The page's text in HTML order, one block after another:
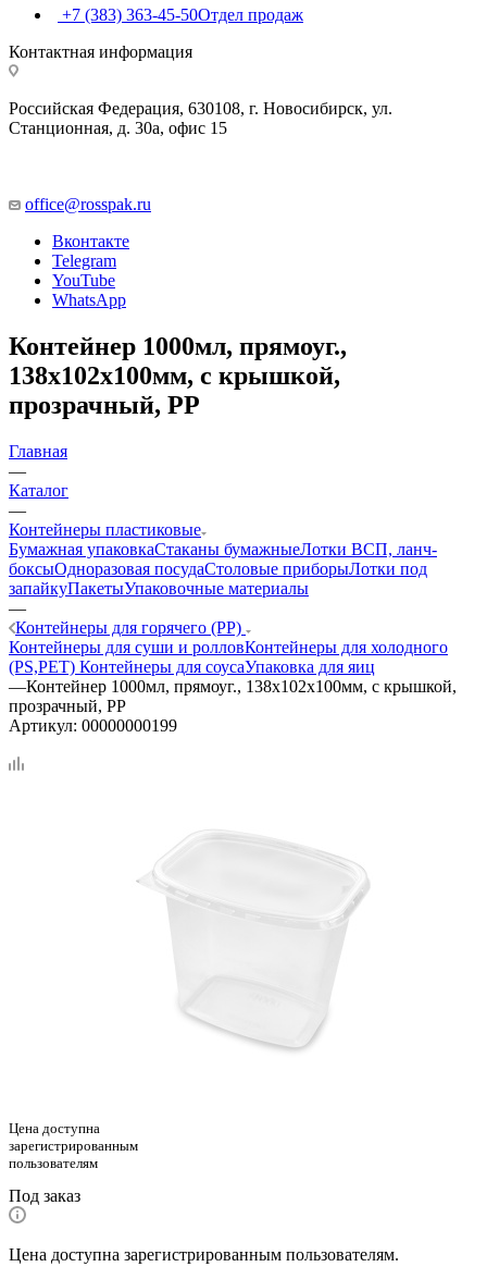
+7 (383) 363-45-50Отдел продаж
Контактная информация
Российская Федерация, 630108, г. Новосибирск, ул.
Станционная, д. 30а, офис 15
office@rosspak.ru
Вконтакте
Telegram
YouTube
WhatsApp
Контейнер 1000мл, прямоуг.,
138х102х100мм, с крышкой,
прозрачный, РР
Главная
—
Каталог
—
Контейнеры пластиковые
Бумажная упаковкаСтаканы бумажныеЛотки ВСП, ланч-
боксыОдноразовая посудаСтоловые приборыЛотки под
запайкуПакетыУпаковочные материалы
—
Контейнеры для горячего (PP)
Контейнеры для суши и ролловКонтейнеры для холодного
(PS,PET) Контейнеры для соусаУпаковка для яиц
—Контейнер 1000мл, прямоуг., 138х102х100мм, с крышкой,
прозрачный, РР
Артикул: 00000000199
Цена доступна
зарегистрированным
пользователям
Под заказ
Цена доступна зарегистрированным пользователям.